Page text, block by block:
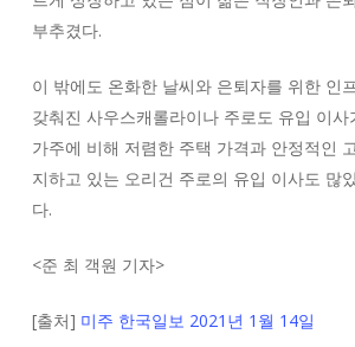
부추겼다.
이 밖에도 온화한 날씨와 은퇴자를 위한 인
갖춰진 사우스캐롤라이나 주로도 유입 이사
가주에 비해 저렴한 주택 가격과 안정적인
지하고 있는 오리건 주로의 유입 이사도 많
다.
<준 최 객원 기자>
[출처] 미주 한국일보 2021년 1월 14일